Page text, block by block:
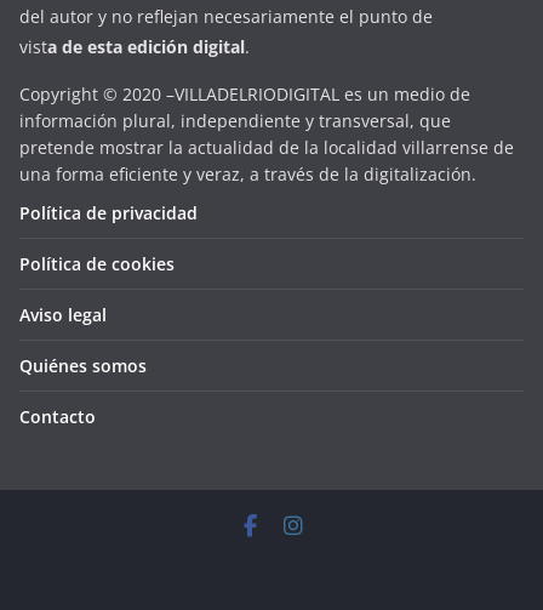
del autor y no reflejan necesariamente el punto de
vista de esta edición digital.
Copyright © 2020 –VILLADELRIODIGITAL es un medio de
información plural, independiente y transversal, que
pretende mostrar la actualidad de la localidad villarrense de
una forma eficiente y veraz, a través de la digitalización.
Política de privacidad
Política de cookies
Aviso legal
Quiénes somos
Contacto